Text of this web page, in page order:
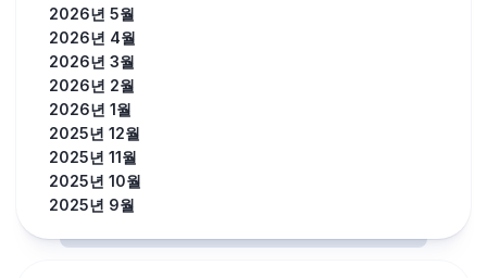
2026년 5월
2026년 4월
2026년 3월
2026년 2월
2026년 1월
2025년 12월
2025년 11월
2025년 10월
2025년 9월